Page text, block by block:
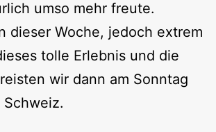
umso mehr freute.
dieser Woche, jedoch extrem
tolle Erlebnis und die
wir dann am Sonntag